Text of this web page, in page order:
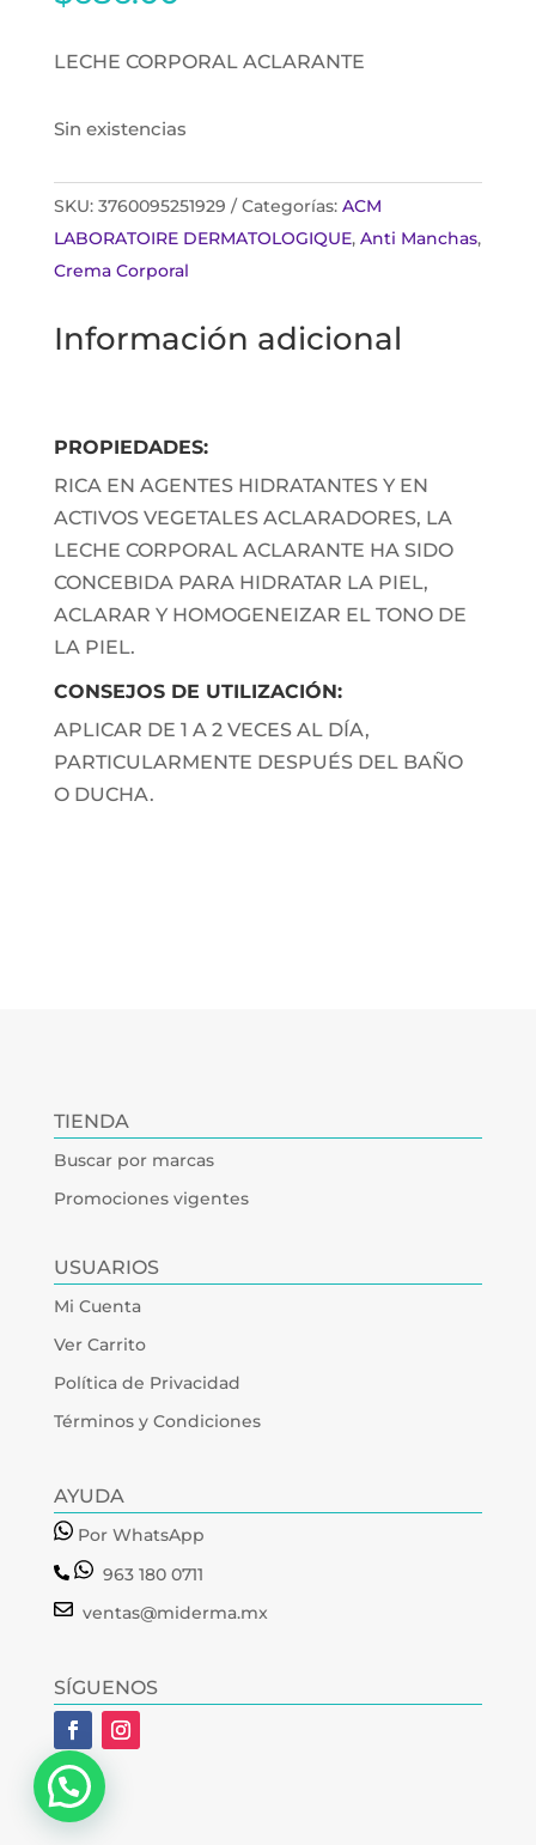
LECHE CORPORAL ACLARANTE
Sin existencias
SKU: 3760095251929 Categorías: ACM
LABORATOIRE DERMATOLOGIQUE, Anti Manchas,
Crema Corporal
Información adicional
PROPIEDADES:
RICA EN AGENTES HIDRATANTES Y EN
ACTIVOS VEGETALES ACLARADORES, LA
LECHE CORPORAL ACLARANTE HA SIDO
CONCEBIDA PARA HIDRATAR LA PIEL,
ACLARAR Y HOMOGENEIZAR EL TONO DE
LA PIEL.
CONSEJOS DE UTILIZACIÓN:
APLICAR DE 1 A 2 VECES AL DÍA,
PARTICULARMENTE DESPUÉS DEL BAÑO
O DUCHA.
TIENDA
Buscar por marcas
Promociones vigentes
USUARIOS
Mi Cuenta
Ver Carrito
Política de Privacidad
Términos y Condiciones
AYUDA
Por WhatsApp
963 180 0711
ventas@miderma.mx
SÍGUENOS